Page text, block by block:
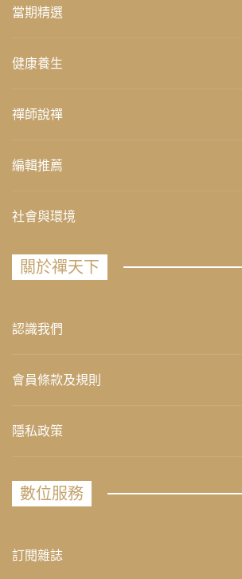
當期精選
健康養生
禪師說禪
編輯推薦
社會與環境
關於禪天下
認識我們
會員條款及規則
隱私政策
數位服務
訂閱雜誌